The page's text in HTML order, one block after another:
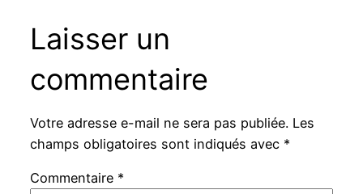
Laisser un
commentaire
Votre adresse e-mail ne sera pas publiée. Les
champs obligatoires sont indiqués avec *
Commentaire *